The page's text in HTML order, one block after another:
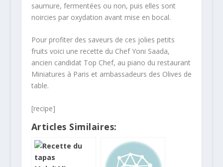
saumure, fermentées ou non, puis elles sont
noircies par oxydation avant mise en bocal.
Pour profiter des saveurs de ces jolies petits
fruits voici une recette du Chef Yoni Saada,
ancien candidat Top Chef, au piano du restaurant
Miniatures à Paris et ambassadeurs des Olives de
table.
[recipe]
Articles Similaires: